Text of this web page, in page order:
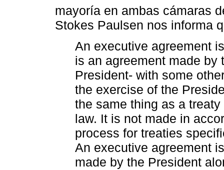
mayoría en ambas cámaras
Stokes Paulsen nos informa
An executive agreement
is an agreement made by
President- with some
the exercise of the
the same thing as a
law. It is not made in
process for treaties
An executive agreement
made by the President